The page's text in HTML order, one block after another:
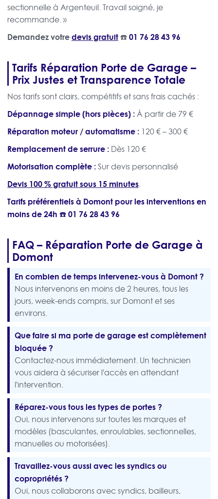
sectionnelle à Argenteuil. Travail soigné, je
recommande. »
Demandez votredevis gratuit ☎️01 76 28 43 96
Tarifs Réparation Porte de Garage –
Prix Justes et Transparence Totale
Nos tarifs sont clairs, compétitifs et sans frais cachés :
Dépannage simple (hors pièces) :À partir de 79 €
Réparation moteur / automatisme : 120 € – 300 €
Remplacement de serrure : Dès 120 €
Motorisation complète :Sur devis personnalisé
Devis 100 % gratuit sous 15 minutes.
Tarifs préférentiels à Domont pour les interventions en
moins de 24h ☎️01 76 28 43 96
FAQ – Réparation Porte de Garage à
Domont
En combien de temps intervenez-vous à Domont ?
Nous intervenons en moins de 2 heures, tous les
jours, week-ends compris, sur Domont et ses
environs.
Que faire si ma porte de garage est complètement
bloquée ?
Contactez-nous immédiatement. Un technicien
vous aidera à sécuriser l'accès en attendant
l'intervention.
Réparez-vous tous les types de portes ?
Oui, nous intervenons sur toutes les marques et
modèles (basculantes, enroulables, sectionnelles,
manuelles ou motorisées).
Travaillez-vous aussi avec les syndics ou
copropriétés ?
Oui, nous collaborons avec syndics, bailleurs,